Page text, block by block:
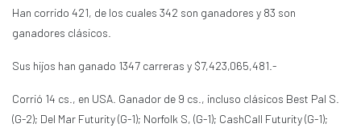
Han corrido 421, de los cuales 342 son ganadores y 83 son
ganadores clásicos.
Sus hijos han ganado 1347 carreras y $7,423,065,481.-
Corrió 14 cs., en USA. Ganador de 9 cs., incluso clásicos Best Pal S.
(G-2); Del Mar Futurity (G-1); Norfolk S, (G-1); CashCall Futurity (G-1);